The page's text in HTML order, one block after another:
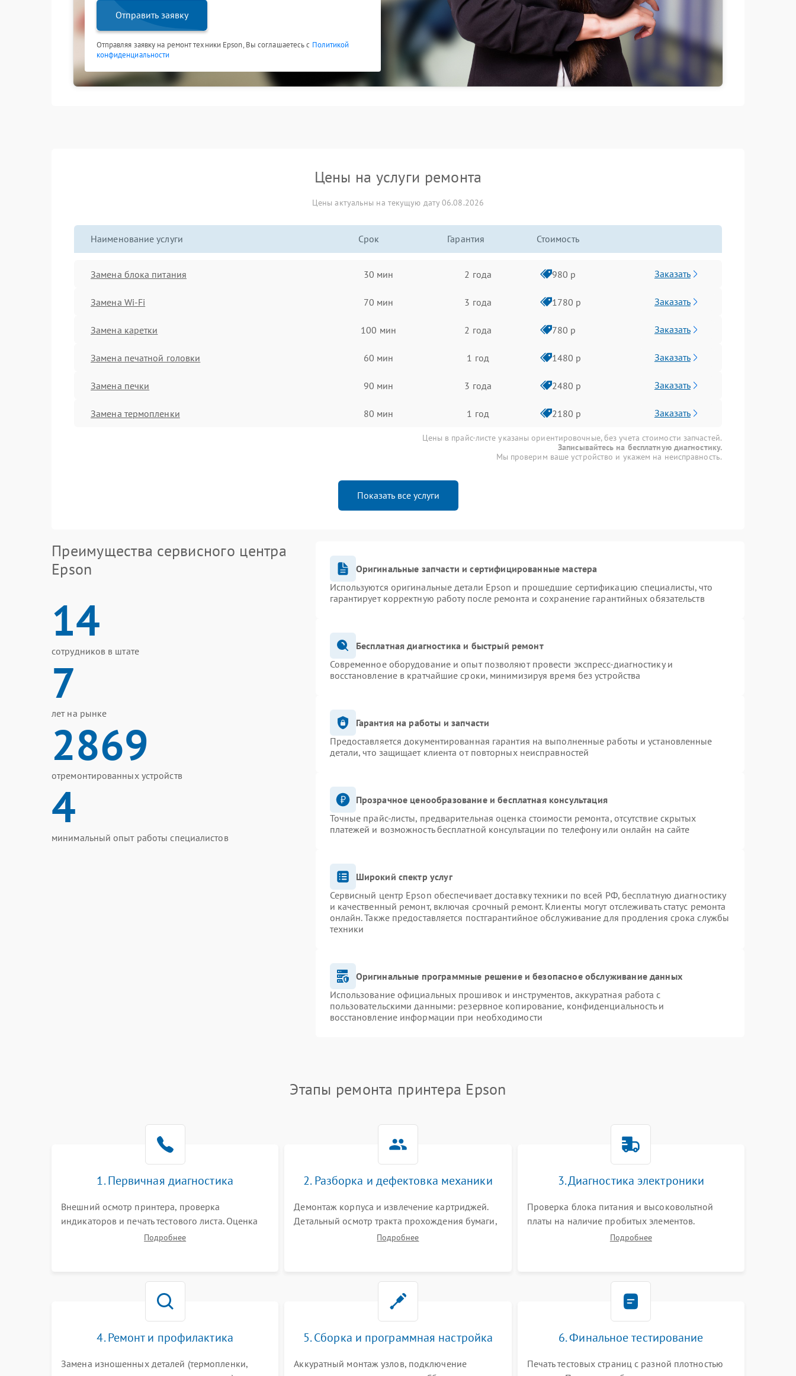
Отправить заявку
Отправляя заявку на ремонт техники Epson, Вы соглашаетесь с Политикой
конфиденциальности
Цены на услуги ремонта
Цены актуальны на текущую дату 06.08.2026
Наименование услуги Срок Гарантия Стоимость
Замена блока питания 30 мин 2 года 980 р Заказать
Замена Wi-Fi 70 мин 3 года 1780 р Заказать
Замена каретки 100 мин 2 года 780 р Заказать
Замена печатной головки 60 мин 1 год 1480 р Заказать
Замена печки 90 мин 3 года 2480 р Заказать
Замена термопленки 80 мин 1 год 2180 р Заказать
Цены в прайс-листе указаны ориентировочные, без учета стоимости запчастей.
Записывайтесь на бесплатную диагностику.
Мы проверим ваше устройство и укажем на неисправность.
Показать все услуги
Преимущества сервисного центра
Epson
14
сотрудников в штате
7
лет на рынке
2869
отремонтированных устройств
4
минимальный опыт работы специалистов
Оригинальные запчасти и сертифицированные мастера
Используются оригинальные детали Epson и прошедшие сертификацию специалисты, что
гарантирует корректную работу после ремонта и сохранение гарантийных обязательств
Бесплатная диагностика и быстрый ремонт
Современное оборудование и опыт позволяют провести экспресс-диагностику и
восстановление в кратчайшие сроки, минимизируя время без устройства
Гарантия на работы и запчасти
Предоставляется документированная гарантия на выполненные работы и установленные
детали, что защищает клиента от повторных неисправностей
Прозрачное ценообразование и бесплатная консультация
Точные прайс-листы, предварительная оценка стоимости ремонта, отсутствие скрытых
платежей и возможность бесплатной консультации по телефону или онлайн на сайте
Широкий спектр услуг
Сервисный центр Epson обеспечивает доставку техники по всей РФ, бесплатную диагностику
и качественный ремонт, включая срочный ремонт. Клиенты могут отслеживать статус ремонта
онлайн. Также предоставляется постгарантийное обслуживание для продления срока службы
техники
Оригинальные программные решение и безопасное обслуживание данных
Использование официальных прошивок и инструментов, аккуратная работа с
пользовательскими данными: резервное копирование, конфиденциальность и
восстановление информации при необходимости
Этапы ремонта принтера Epson
1. Первичная диагностика
Внешний осмотр принтера, проверка
индикаторов и печать тестового листа. Оценка
работы механизма подачи бумаги, выявление
Подробнее
2. Разборка и дефектовка механики
Демонтаж корпуса и извлечение картриджей.
Детальный осмотр тракта прохождения бумаги,
шестерней привода, роликов захвата и узла
Подробнее
3. Диагностика электроники
Проверка блока питания и высоковольтной
платы на наличие пробитых элементов.
Тестирование платы форматирования,
Подробнее
4. Ремонт и профилактика
Замена изношенных деталей (термопленки,
5. Сборка и программная настройка
Аккуратный монтаж узлов, подключение
6. Финальное тестирование
Печать тестовых страниц с разной плотностью